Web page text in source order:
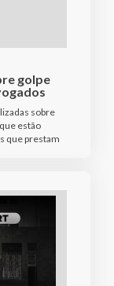
golpe
sobre
estão
que prestam